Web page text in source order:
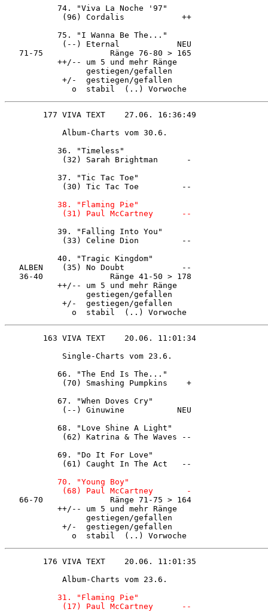
           74. "Viva La Noche '97"
            (96) Cordalis            ++
           75. "I Wanna Be The..."
            (--) Eternal            NEU
   71-75              Ränge 76-80 > 165
           ++/-- um 5 und mehr Ränge
                 gestiegen/gefallen
            +/-  gestiegen/gefallen
              o  stabil  (..) Vorwoche
            Album-Charts vom 30.6.
           36. "Timeless"
            (32) Sarah Brightman      -
           37. "Tic Tac Toe"
            (30) Tic Tac Toe         --
38. "Flaming Pie"
            (31) Paul McCartney      --
           39. "Falling Into You"
            (33) Celine Dion         --
           40. "Tragic Kingdom"
   ALBEN    (35) No Doubt            --
   36-40              Ränge 41-50 > 178
           ++/-- um 5 und mehr Ränge
                 gestiegen/gefallen
            +/-  gestiegen/gefallen
              o  stabil  (..) Vorwoche
            Single-Charts vom 23.6.
           66. "The End Is The..."
            (70) Smashing Pumpkins    +
           67. "When Doves Cry"
            (--) Ginuwine           NEU
           68. "Love Shine A Light"
            (62) Katrina & The Waves --
           69. "Do It For Love"
            (61) Caught In The Act   --
  70. "Young Boy"
            (68) Paul McCartney       -
66-70              Ränge 71-75 > 164
           ++/-- um 5 und mehr Ränge
                 gestiegen/gefallen
            +/-  gestiegen/gefallen
              o  stabil  (..) Vorwoche
            Album-Charts vom 23.6.
31. "Flaming Pie"
            (17) Paul McCartney      --